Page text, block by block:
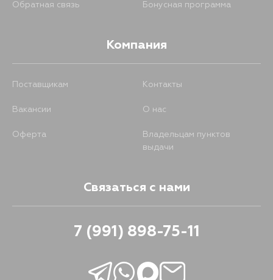
Обратная связь Бонусная программа
Компания
Поставщикам Контакты
Вакансии О нас
Оферта
Владельцам пунктов
выдачи
Связаться с нами
7 (991) 898-75-11